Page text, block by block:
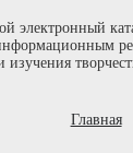
электронный
Главная